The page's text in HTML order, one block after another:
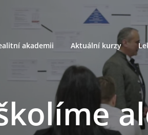
akademii Aktuální kurzy